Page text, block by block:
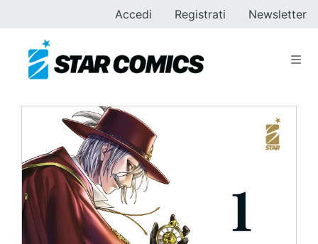
Accedi Registrati Newsletter